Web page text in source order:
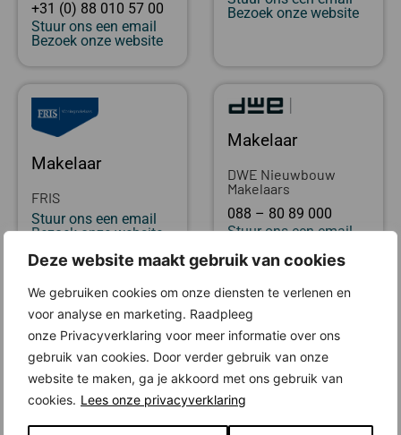
Deze website maakt gebruik van cookies
We gebruiken cookies om onze diensten te verlenen en
voor analyse en marketing. Raadpleeg
onze Privacyverklaring voor meer informatie over ons
gebruik van cookies. Door verder gebruik van onze
website te maken, ga je akkoord met ons gebruik van
cookies. Lees onze privacyverklaring
+31 (0) 88 010 57 00
Stuur ons een email
Bezoek onze website
Bezoek onze website
Makelaar
FRIS
Stuur ons een email
Bezoek onze website
Makelaar
DWE Nieuwbouw
Makelaars
088 – 80 89 000
Stuur ons een email
Locatie